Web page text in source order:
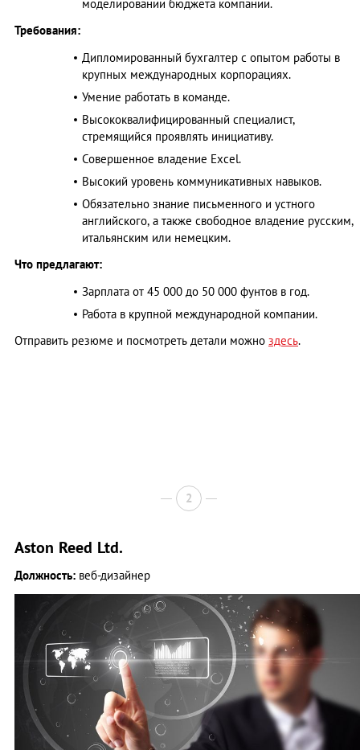
моделировании бюджета компании.
Требования:
Дипломированный бухгалтер с опытом работы в
крупных международных корпорациях.
Умение работать в команде.
Высококвалифицированный специалист,
стремящийся проявлять инициативу.
Совершенное владение Excel.
Высокий уровень коммуникативных навыков.
Обязательно знание письменного и устного
английского, а также свободное владение русским,
итальянским или немецким.
Что предлагают:
Зарплата от 45 000 до 50 000 фунтов в год.
Работа в крупной международной компании.
Отправить резюме и посмотреть детали можно здесь.
2
Aston Reed Ltd.
Должность: веб-дизайнер